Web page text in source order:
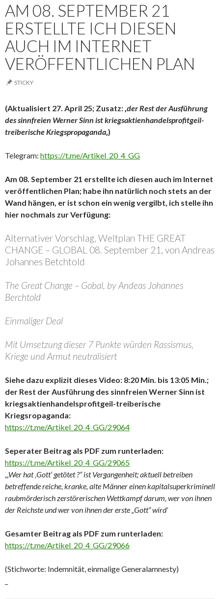
AM 08. SEPTEMBER 21
ERSTELLTE ICH DIESEN
AUCH IM INTERNET
VERÖFFENTLICHEN PLAN
STICKY
(Aktualisiert 27. April 25; Zusatz: ‚der Rest der Ausführung
des sinnfreien Werner Sinn ist kriegsaktienhandelsprofitgeil-
treiberische Kriegspropaganda‚)
Telegram: https://t.me/Artikel_20_4_GG
Am 08. September 21 erstellte ich diesen auch im Internet
veröffentlichen Plan; habe ihn natürlich noch stets an der
Wand hängen, er ist schon ein wenig vergilbt, ich stelle ihn
hier nochmals zur Verfügung:
Alternativer Vorschlag, Weltplan THE GREAT
CHANGE – GLOBAL 08. September 21, von Andreas
Johannes Betchtold
The Great Change – Gobal, by Andeas Johannes
Berchtold
Einmaliger Deal
Mit Umsetzung dieser 7 Punkte würden Rassismus,
Kriege und Armut neutralisiert
Siehe dazu explizit dieses Video: 8:20 Min. bis 13:05 Min.;
der Rest der Ausführung des sinnfreien Werner Sinn ist
kriegsaktienhandelsprofitgeil-treiberische
Kriegsropaganda:
https://t.me/Artikel_20_4_GG/29064
Seperater Beitrag als PDF zum runterladen:
https://t.me/Artikel_20_4_GG/29065
‚„Wer hat ‚Gott‘ getötet ?“ ist Vergangenheit; aktuell betreiben
betreffende reiche, kranke, alte Männer einen kapitalsuperkriminell
raubmörderisch zerstörerischen Wettkampf darum, wer von ihnen
der Reichste und wer von ihnen der erste „Gott“ wird‘
Gesamter Beitrag als PDF zum runterladen:
https://t.me/Artikel_20_4_GG/29066
(Stichworte: Indemnität, einmalige Generalamnesty)